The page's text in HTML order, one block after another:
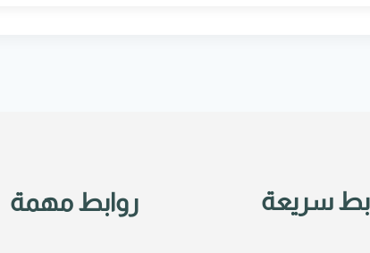
سريعة روابط مهمة